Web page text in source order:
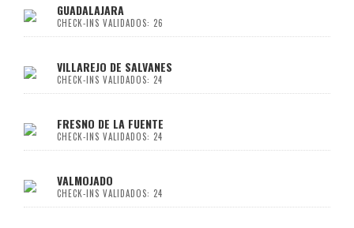
GUADALAJARA
CHECK-INS VALIDADOS: 26
VILLAREJO DE SALVANES
CHECK-INS VALIDADOS: 24
FRESNO DE LA FUENTE
CHECK-INS VALIDADOS: 24
VALMOJADO
CHECK-INS VALIDADOS: 24